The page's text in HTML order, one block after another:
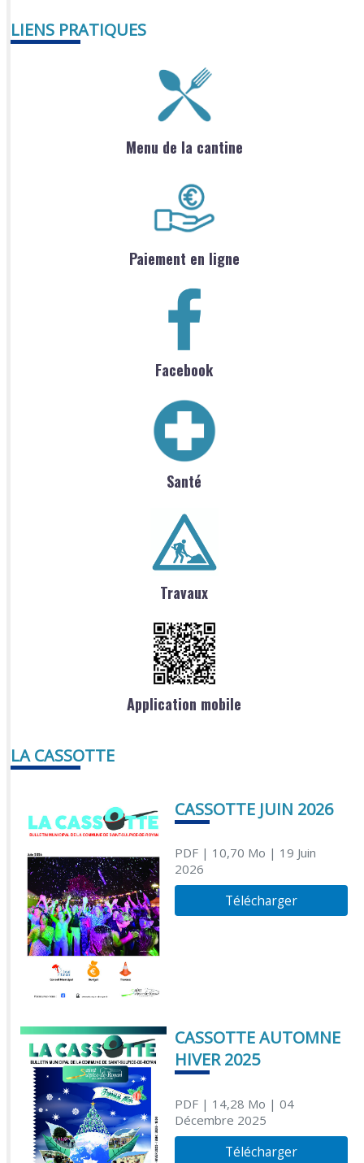
LIENS PRATIQUES
Menu de la cantine
Paiement en ligne
Facebook
Santé
Travaux
Application mobile
LA CASSOTTE
CASSOTTE JUIN 2026
PDF| 10,70 Mo | 19 Juin
2026
Télécharger
CASSOTTE AUTOMNE
HIVER 2025
PDF| 14,28 Mo | 04
Décembre 2025
Télécharger